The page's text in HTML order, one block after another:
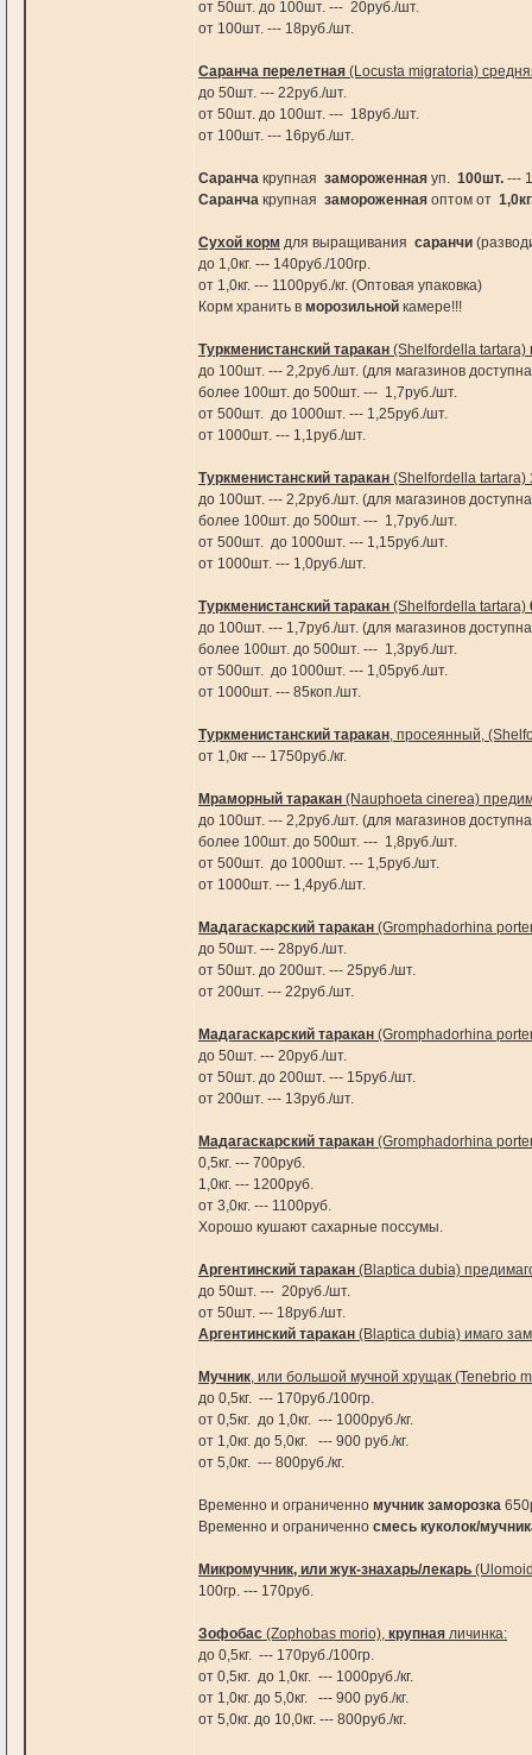
от 50шт. до 100шт. --- 20руб./шт.
от 100шт. --- 18руб./шт.
Саранча перелетная (Locusta migratoria)
до 50шт. --- 22руб./шт.
от 50шт. до 100шт. --- 18руб./шт.
от 100шт. --- 16руб./шт.
Саранча крупная замороженная уп. 100шт. ---
Саранча крупная замороженная оптом от
Сухой корм для выращивания саранчи
до 1,0кг. --- 140руб./100гр.
от 1,0кг. --- 1100руб./кг. (Оптовая упаковка)
Корм хранить в морозильной камере!!!
Туркменистанский таракан (Shelfordella tartara)
до 100шт. --- 2,2руб./шт. (для магазинов
более 100шт. до
от 500шт. до
от 1000шт. --- 1,1руб./шт.
Туркменистанский таракан (Shelfordella tartara)
до 100шт. --- 2,2руб./шт. (для магазинов
более 100шт. до
от 500шт. до
от 1000шт. --- 1,0руб./шт.
Туркменистанский таракан (Shelfordella tartara)
до 100шт. --- 1,7руб./шт. (для магазинов
более 100шт. до
от 500шт. до
от 1000шт. --- 85коп./шт.
Туркменистанский таракан, просеянный,
от 1,0кг --- 1750руб./кг.
Мраморный таракан (Nauphoeta cinerea)
до 100шт. --- 2,2руб./шт. (для магазинов
более 100шт. до
от 500шт. до 1000шт. --- 1,5руб./шт.
от 1000шт. --- 1,4руб./
Мадагаскарский таракан (Gromphadorhina
до 50шт. --- 28руб./шт.
от 50шт. до 200шт. --- 25руб./шт.
от 200шт. --- 22руб./шт.
Мадагаскарский таракан (Gromphadorhina
до 50шт. --- 20руб./шт.
от 50шт. до 200шт. --- 15руб./шт.
от 200шт. --- 13руб./шт.
Мадагаскарский таракан (Gromphadorhina
0,5кг. --- 700руб.
1,0кг. --- 1200руб.
от 3,0кг. --- 1100руб.
Хорошо кушают сахарные поссумы.
Аргентинский таракан (Blaptica dubia)
до 50шт. --- 20руб./шт.
от 50шт. --- 18руб./шт.
Аргентинский таракан (Blaptica dubia) имаго
Мучник, или большой мучной хрущак (Tenebrio
до 0,5кг. --- 170руб./100гр.
от 0,5кг. до 1,0кг. --- 1000руб./кг.
от 1,0кг. до 5,0кг. --- 900 руб./кг.
от 5,0кг. --- 800руб./кг.
Временно и ограниченно мучник заморозка
Временно и ограниченно смесь куколок/
Микромучник, или жук-знахарь/лекарь
100гр. --- 170руб.
Зофобас (Zophobas morio), крупная личинка:
до 0,5кг. --- 170руб./100гр.
от 0,5кг. до 1,0кг. --- 1000руб./кг.
от 1,0кг. до 5,0кг. --- 900 руб./кг.
от 5,0кг. до 10,0кг. --- 800руб./кг.